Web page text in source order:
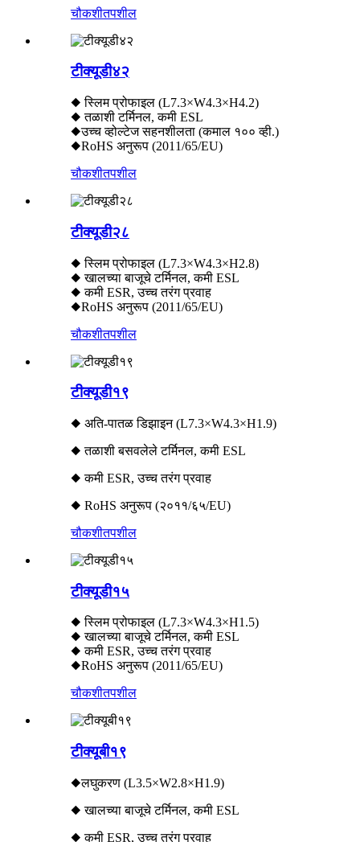
चौकशीतपशील
टीक्यूडी४२
◆ स्लिम प्रोफाइल (L7.3×W4.3×H4.2)
◆ तळाशी टर्मिनल, कमी ESL
◆उच्च व्होल्टेज सहनशीलता (कमाल १०० व्ही.)
◆RoHS अनुरूप (2011/65/EU)
चौकशीतपशील
टीक्यूडी२८
◆ स्लिम प्रोफाइल (L7.3×W4.3×H2.8)
◆ खालच्या बाजूचे टर्मिनल, कमी ESL
◆ कमी ESR, उच्च तरंग प्रवाह
◆RoHS अनुरूप (2011/65/EU)
चौकशीतपशील
टीक्यूडी१९
◆ अति-पातळ डिझाइन (L7.3×W4.3×H1.9)
◆ तळाशी बसवलेले टर्मिनल, कमी ESL
◆ कमी ESR, उच्च तरंग प्रवाह
◆ RoHS अनुरूप (२०११/६५/EU)
चौकशीतपशील
टीक्यूडी१५
◆ स्लिम प्रोफाइल (L7.3×W4.3×H1.5)
◆ खालच्या बाजूचे टर्मिनल, कमी ESL
◆ कमी ESR, उच्च तरंग प्रवाह
◆RoHS अनुरूप (2011/65/EU)
चौकशीतपशील
टीक्यूबी१९
◆लघुकरण (L3.5×W2.8×H1.9)
◆ खालच्या बाजूचे टर्मिनल, कमी ESL
◆ कमी ESR, उच्च तरंग प्रवाह